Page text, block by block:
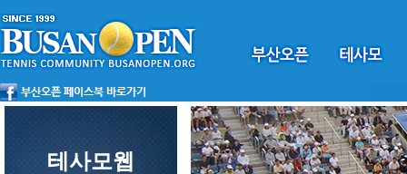
테사모웹